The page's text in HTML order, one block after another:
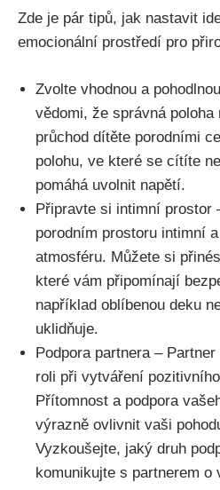
Zde ‍je pár tipů, jak nastavit
emocionální prostředí ⁣pro
Zvolte vhodnou ⁢a
vědomi, že správná poloha
průchod dítěte porodními
​polohu, ve ⁤které⁣ se cítíte
pomáhá ‌uvolnit napětí.
Připravte ​si intimní prostor
porodním prostoru intimní
atmosféru. Můžete si
které vám připomínají
například oblíbenou deku
uklidňuje.
Podpora partnera –
roli při vytváření
Přítomnost a​ podpora
výrazně ovlivnit vaši
Vyzkoušejte, jaký druh
‍komunikujte s partnerem o